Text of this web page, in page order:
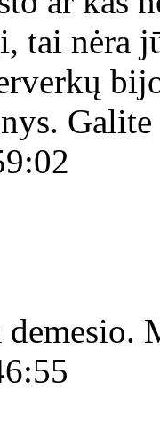
tai nėra